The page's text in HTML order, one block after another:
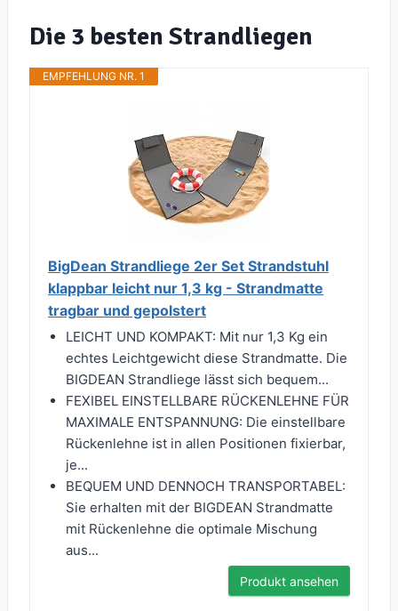
Die 3 besten Strandliegen
EMPFEHLUNG NR. 1
BigDean Strandliege 2er Set Strandstuhl
klappbar leicht nur 1,3 kg - Strandmatte
tragbar und gepolstert
LEICHT UND KOMPAKT: Mit nur 1,3 Kg ein
echtes Leichtgewicht diese Strandmatte. Die
BIGDEAN Strandliege lässt sich bequem...
FEXIBEL EINSTELLBARE RÜCKENLEHNE FÜR
MAXIMALE ENTSPANNUNG: Die einstellbare
Rückenlehne ist in allen Positionen fixierbar,
je...
BEQUEM UND DENNOCH TRANSPORTABEL:
Sie erhalten mit der BIGDEAN Strandmatte
mit Rückenlehne die optimale Mischung
aus...
Produkt ansehen